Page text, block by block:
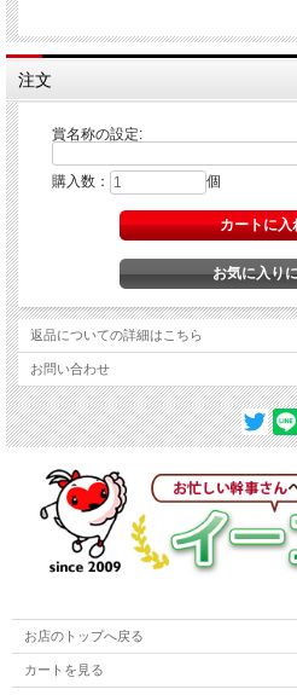
注文
賞名称の設定:
購入数： 個
返品についての詳細はこちら
お問い合わせ
お店のトップへ戻る
カートを見る